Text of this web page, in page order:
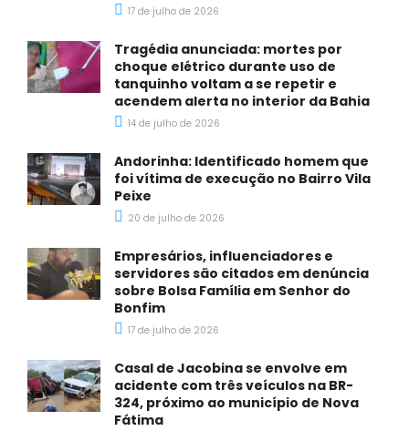
17 de julho de 2026
Tragédia anunciada: mortes por
choque elétrico durante uso de
tanquinho voltam a se repetir e
acendem alerta no interior da Bahia
14 de julho de 2026
Andorinha: Identificado homem que
foi vítima de execução no Bairro Vila
Peixe
20 de julho de 2026
Empresários, influenciadores e
servidores são citados em denúncia
sobre Bolsa Família em Senhor do
Bonfim
17 de julho de 2026
Casal de Jacobina se envolve em
acidente com três veículos na BR-
324, próximo ao município de Nova
Fátima